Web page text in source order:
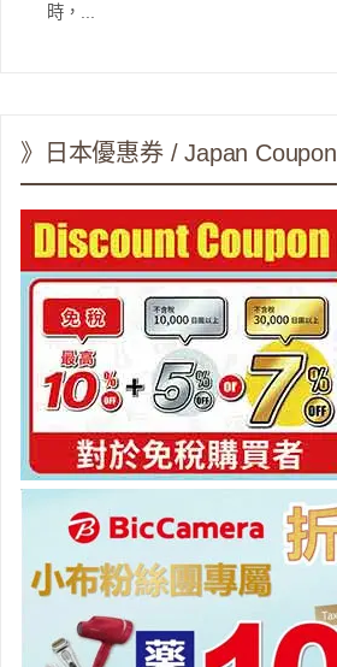
時，...
》日本優惠券 / Japan Coupon